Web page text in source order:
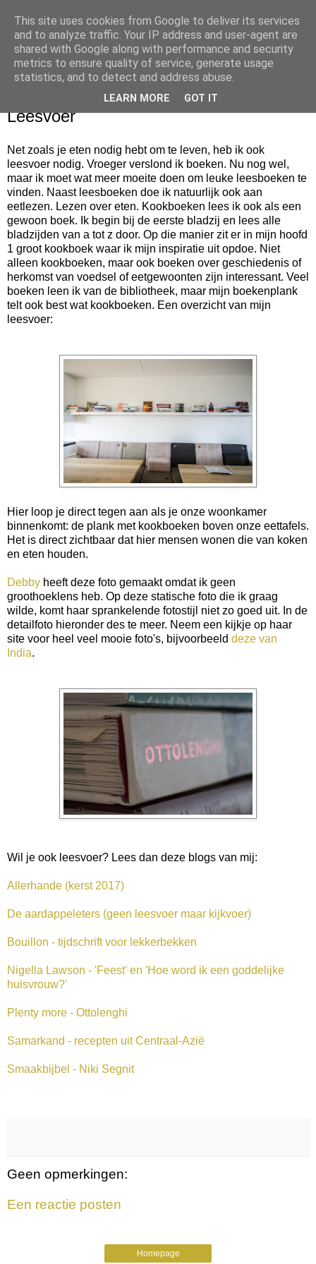
bijna net zo lekker als thuis
Leesvoer
Net zoals je eten nodig hebt om te leven, heb ik ook
leesvoer nodig. Vroeger verslond ik boeken. Nu nog wel,
maar ik moet wat meer moeite doen om leuke leesboeken te
vinden. Naast leesboeken doe ik natuurlijk ook aan
eetlezen. Lezen over eten. Kookboeken lees ik ook als een
gewoon boek. Ik begin bij de eerste bladzij en lees alle
bladzijden van a tot z door. Op die manier zit er in mijn hoofd
1 groot kookboek waar ik mijn inspiratie uit opdoe. Niet
alleen kookboeken, maar ook boeken over geschiedenis of
herkomst van voedsel of eetgewoonten zijn interessant. Veel
boeken leen ik van de bibliotheek, maar mijn boekenplank
telt ook best wat kookboeken. Een overzicht van mijn
leesvoer:
Hier loop je direct tegen aan als je onze woonkamer
binnenkomt: de plank met kookboeken boven onze eettafels.
Het is direct zichtbaar dat hier mensen wonen die van koken
en eten houden.
Debby heeft deze foto gemaakt omdat ik geen
groothoeklens heb. Op deze statische foto die ik graag
wilde, komt haar sprankelende fotostijl niet zo goed uit. In de
detailfoto hieronder des te meer. Neem een kijkje op haar
site voor heel veel mooie foto's, bijvoorbeeld deze van
India.
Wil je ook leesvoer? Lees dan deze blogs van mij:
Allerhande (kerst 2017)
De aardappeleters (geen leesvoer maar kijkvoer)
Bouillon - tijdschrift voor lekkerbekken
Nigella Lawson - 'Feest' en 'Hoe word ik een goddelijke
huisvrouw?'
Plenty more - Ottolenghi
Samarkand - recepten uit Centraal-Azië
Smaakbijbel - Niki Segnit
Geen opmerkingen:
Een reactie posten
Homepage
This site uses cookies from Google to deliver its services
and to analyze traffic. Your IP address and user-agent are
shared with Google along with performance and security
metrics to ensure quality of service, generate usage
statistics, and to detect and address abuse.
LEARN MORE GOT IT